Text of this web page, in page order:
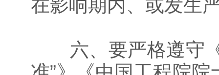
在影响期内、或发生
六、要严格遵守《